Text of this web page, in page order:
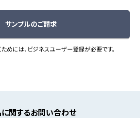
サンプルのご請求
めには、ビジネスユーザー登録が必要です。
関するお問い合わせ